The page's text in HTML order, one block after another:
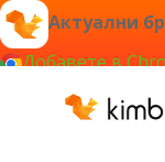
Актуални
Добавете в